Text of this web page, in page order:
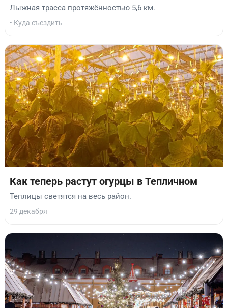
Лыжная трасса протяжённостью 5,6 км.
• Куда съездить
Как теперь растут огурцы в Тепличном
Теплицы светятся на весь район.
29 декабря